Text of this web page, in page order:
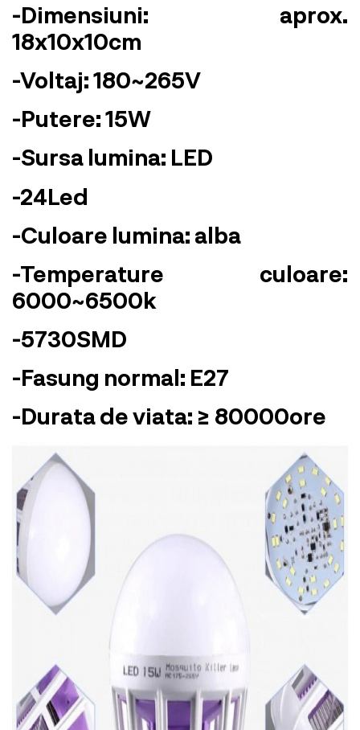
-Dimensiuni: aprox.
18x10x10cm
-Voltaj: 180~265V
-Putere: 15W
-Sursa lumina: LED
-24Led
-Culoare lumina: alba
-Temperature culoare:
6000~6500k
-5730SMD
-Fasung normal: E27
-Durata de viata: ≥ 80000ore